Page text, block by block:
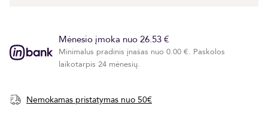
Mėnesio įmoka nuo 26.53 €
Minimalus pradinis įnašas nuo 0.00 €. Paskolos
laikotarpis 24 mėnesių.
Nemokamas pristatymas nuo 50€